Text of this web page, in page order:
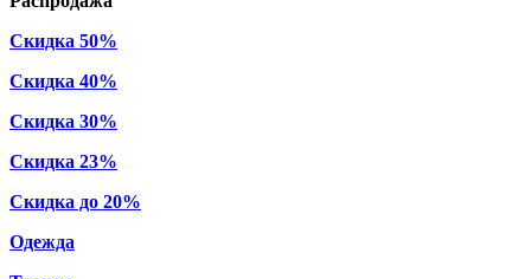
Скидка 50%
Скидка 40%
Скидка 30%
Скидка 23%
Скидка до 20%
Одежда